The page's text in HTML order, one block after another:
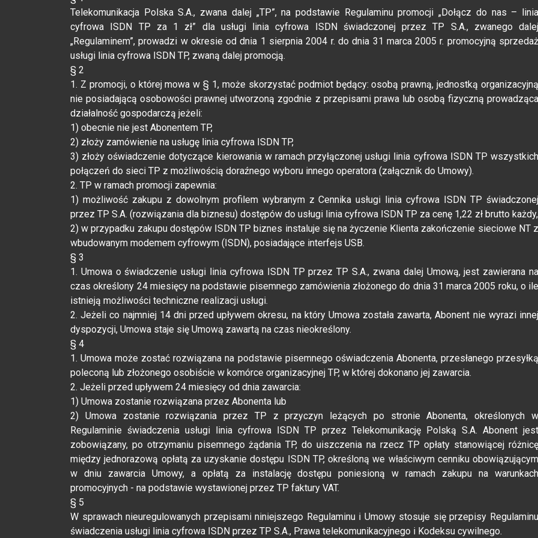
Telekomunikacja Polska S.A., zwana dalej „TP”, na podstawie Regulaminu promocji „Dołącz do nas – linia
cyfrowa ISDN TP za 1 zł” dla usługi linia cyfrowa ISDN świadczonej przez TP S.A., zwanego dalej
„Regulaminem”, prowadzi w okresie od dnia 1 sierpnia 2004 r. do dnia 31 marca 2005 r. promocyjną sprzedaż
usługi linia cyfrowa ISDN TP, zwaną dalej promocją.
§ 2
1. Z promocji, o której mowa w § 1, może skorzystać podmiot będący: osobą prawną, jednostką organizacyjną
nie posiadającą osobowości prawnej utworzoną zgodnie z przepisami prawa lub osobą fizyczną prowadząca
działalność gospodarczą jeżeli:
1) obecnie nie jest Abonentem TP,
2) złoży zamówienie na usługę linia cyfrowa ISDN TP,
3) złoży oświadczenie dotyczące kierowania w ramach przyłączonej usługi linia cyfrowa ISDN TP wszystkich
połączeń do sieci TP z możliwością doraźnego wyboru innego operatora (załącznik do Umowy).
2. TP w ramach promocji zapewnia:
1) możliwość zakupu z dowolnym profilem wybranym z Cennika usługi linia cyfrowa ISDN TP świadczonej
przez TP S.A. (rozwiązania dla biznesu) dostępów do usługi linia cyfrowa ISDN TP za cenę 1,22 zł brutto każdy,
2) w przypadku zakupu dostępów ISDN TP biznes instaluje się na życzenie Klienta zakończenie sieciowe NT z
wbudowanym modemem cyfrowym (ISDN), posiadające interfejs USB.
§ 3
1. Umowa o świadczenie usługi linia cyfrowa ISDN TP przez TP S.A., zwana dalej Umową, jest zawierana na
czas określony 24 miesięcy na podstawie pisemnego zamówienia złożonego do dnia 31 marca 2005 roku, o ile
istnieją możliwości techniczne realizacji usługi.
2. Jeżeli co najmniej 14 dni przed upływem okresu, na który Umowa została zawarta, Abonent nie wyrazi innej
dyspozycji, Umowa staje się Umową zawartą na czas nieokreślony.
§ 4
1. Umowa może zostać rozwiązana na podstawie pisemnego oświadczenia Abonenta, przesłanego przesyłką
poleconą lub złożonego osobiście w komórce organizacyjnej TP, w której dokonano jej zawarcia.
2. Jeżeli przed upływem 24 miesięcy od dnia zawarcia:
1) Umowa zostanie rozwiązana przez Abonenta lub
2) Umowa zostanie rozwiązania przez TP z przyczyn leżących po stronie Abonenta, określonych w
Regulaminie świadczenia usługi linia cyfrowa ISDN TP przez Telekomunikację Polską S.A. Abonent jest
zobowiązany, po otrzymaniu pisemnego żądania TP, do uiszczenia na rzecz TP opłaty stanowiącej różnicę
między jednorazową opłatą za uzyskanie dostępu ISDN TP, określoną we właściwym cenniku obowiązującym
w dniu zawarcia Umowy, a opłatą za instalację dostępu poniesioną w ramach zakupu na warunkach
promocyjnych - na podstawie wystawionej przez TP faktury VAT.
§ 5
W sprawach nieuregulowanych przepisami niniejszego Regulaminu i Umowy stosuje się przepisy Regulaminu
świadczenia usługi linia cyfrowa ISDN przez TP S.A., Prawa telekomunikacyjnego i Kodeksu cywilnego.